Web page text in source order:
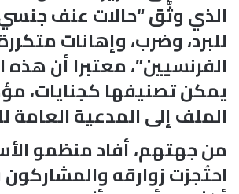
الذي وثّق “حالات عنف
للبرد، وضرب، وإهانات
الفرنسيين”، معتبرا أن هذه
يمكن تصنيفها كجنايات،
الملف إلى المدعية العامة
من جهتهم، أفاد منظمو
احتُجزت زوارقه